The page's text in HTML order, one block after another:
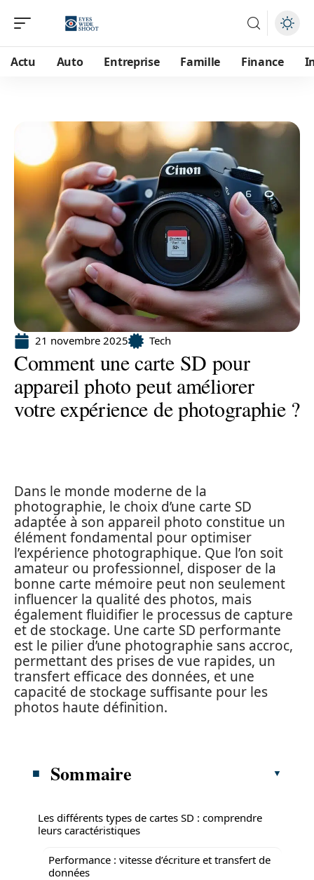
Actu Auto Entreprise Famille Finance
21 novembre 2025 Tech
Comment une carte SD pour
appareil photo peut améliorer
votre expérience de photographie ?
Dans le monde moderne de la
photographie, le choix d’une carte SD
adaptée à son appareil photo constitue un
élément fondamental pour optimiser
l’expérience photographique. Que l’on soit
amateur ou professionnel, disposer de la
bonne carte mémoire peut non seulement
influencer la qualité des photos, mais
également fluidifier le processus de capture
et de stockage. Une carte SD performante
est le pilier d’une photographie sans accroc,
permettant des prises de vue rapides, un
transfert efficace des données, et une
capacité de stockage suffisante pour les
photos haute définition.
Sommaire
Les différents types de cartes SD : comprendre
leurs caractéristiques
Performance : vitesse d’écriture et transfert de
données